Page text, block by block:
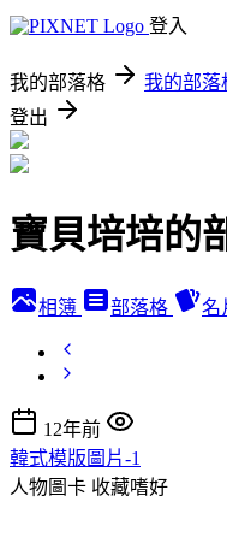
登入
我的部落格 我的部落
登出
寶貝培培的
相簿 部落格 名
12年前
韓式模版圖片-1
人物圖卡 收藏嗜好